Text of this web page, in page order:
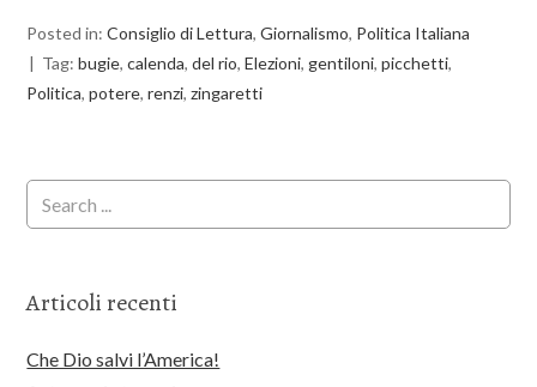
Posted in:Consiglio di Lettura,Giornalismo, Politica Italiana
Tag:bugie,calenda,del rio,Elezioni, gentiloni,picchetti,
Politica,potere,renzi,zingaretti
Articoli recenti
Che Dio salvi l’America!